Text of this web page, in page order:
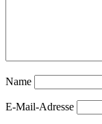
Name
E-Mail-Adresse